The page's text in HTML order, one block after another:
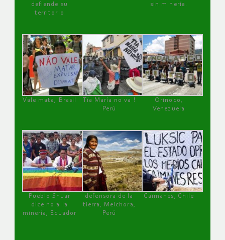
defiende su
territorio
sin minería.
Vale mata, Brasil
Tía María no va !
Perú
Orinoco,
Venezuela
Pueblo Shuar
dice no a la
minería, Ecuador
defensora de la
tierra, Melchora,
Perú
Caimanes, Chile